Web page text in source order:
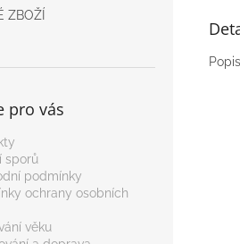
ZBOŽÍ
pro vás
sporů
podmínky
ochrany osobních
věku